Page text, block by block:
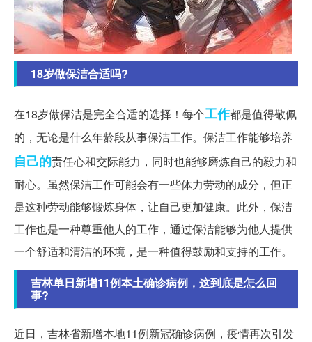
18岁做保洁合适吗?
在18岁做保洁是完全合适的选择！每个工作都是值得敬佩
的，无论是什么年龄段从事保洁工作。保洁工作能够培养
自己的责任心和交际能力，同时也能够磨炼自己的毅力和
耐心。虽然保洁工作可能会有一些体力劳动的成分，但正
是这种劳动能够锻炼身体，让自己更加健康。此外，保洁
工作也是一种尊重他人的工作，通过保洁能够为他人提供
一个舒适和清洁的环境，是一种值得鼓励和支持的工作。
吉林单日新增11例本土确诊病例，这到底是怎么回
事?
近日，吉林省新增本地11例新冠确诊病例，疫情再次引发